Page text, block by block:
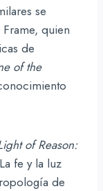
se
quien
de
of the
of Reason:
fe y la luz
de